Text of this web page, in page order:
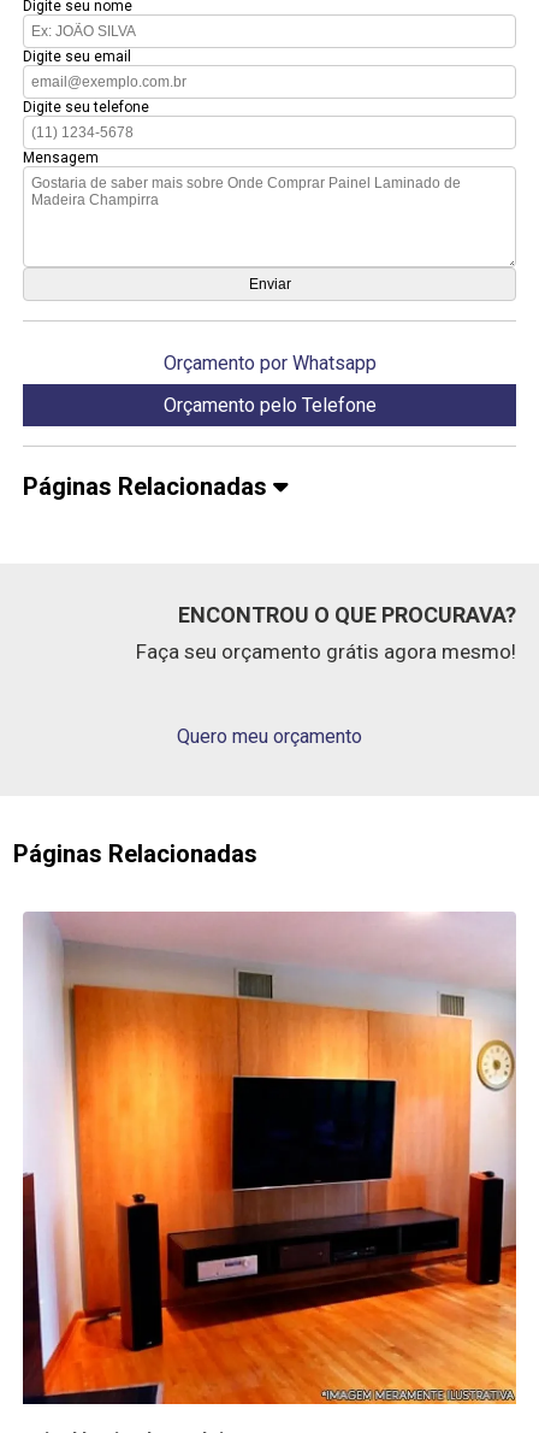
Digite seu nome
Digite seu email
Digite seu telefone
Mensagem
Orçamento por Whatsapp
Orçamento pelo Telefone
Páginas Relacionadas
ENCONTROU O QUE PROCURAVA?
Faça seu orçamento grátis agora mesmo!
Quero meu orçamento
Páginas Relacionadas